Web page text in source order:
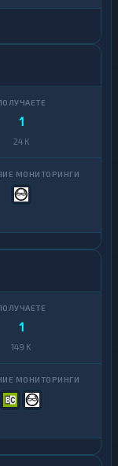
1
24 K
1
149 K